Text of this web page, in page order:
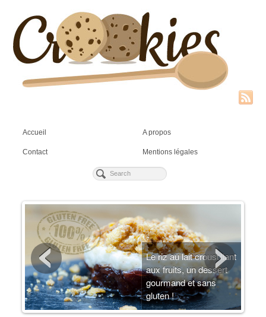
Accueil A propos
Contact Mentions légales
Le riz au lait croustillant
aux fruits, un dessert
gourmand et sans
gluten !